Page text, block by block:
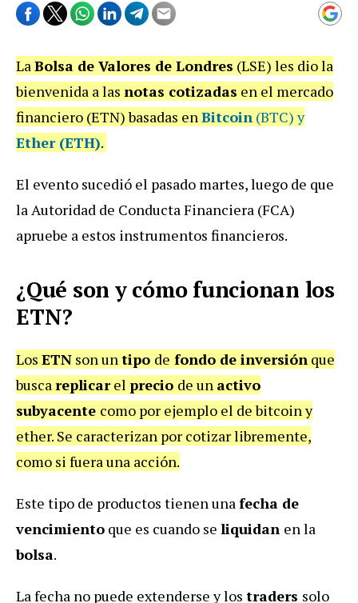
LaBolsa de Valores de Londres (LSE) les dio la
bienvenida a las notas cotizadas en el mercado
financiero (ETN) basadas enBitcoin (BTC) y
Ether (ETH).
El evento sucedió el pasado martes, luego de que
la Autoridad de Conducta Financiera (FCA)
apruebe a estos instrumentos financieros.
¿Qué son y cómo funcionan los
ETN?
Los ETN son untipo de fondo de inversión que
buscareplicarel precio de un activo
subyacente como por ejemplo el de bitcoin y
ether. Se caracterizan por cotizar libremente,
como si fuera una acción.
Este tipo de productos tienen unafecha de
vencimiento que es cuando se liquidan en la
bolsa.
La fecha no puede extenderse y los traders solo